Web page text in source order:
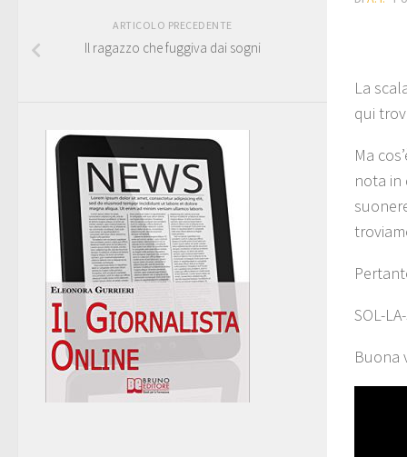
La
qui
Ma
nota in
SOL-
Buona
ARTICOLO PRECEDENTE
Il ragazzo che fuggiva dai sogni